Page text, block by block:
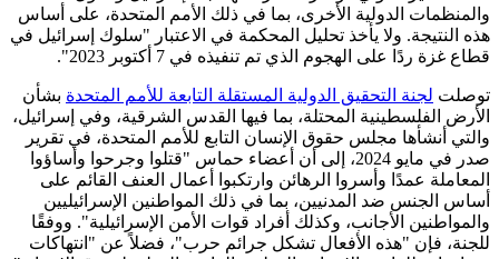
والمنظمات الدولية الأخرى، بما في ذلك الأمم المتحدة، على أساس
هذه النتيجة. ولا يأخذ تحليل المحكمة في الاعتبار "سلوك إسرائيل في
قطاع غزة ردًا على الهجوم الذي تم تنفيذه في 7 أكتوبر 2023".
توصلت لجنة التحقيق الدولية المستقلة التابعة للأمم المتحدة بشأن
الأرض الفلسطينية المحتلة، بما فيها القدس الشرقية، وفي إسرائيل،
والتي أنشأها مجلس حقوق الإنسان التابع للأمم المتحدة، في تقرير
صدر في مايو 2024، إلى أن أعضاء حماس "قتلوا وجرحوا وأساؤوا
المعاملة عمدًا وأسروا الرهائن وارتكبوا أعمال العنف القائم على
أساس الجنس ضد المدنيين، بما في ذلك المواطنين الإسرائيليين
والمواطنين الأجانب، وكذلك أفراد قوات الأمن الإسرائيلية". ووفقًا
للجنة، فإن "هذه الأفعال تشكل جرائم حرب"، فضلاً عن "انتهاكات